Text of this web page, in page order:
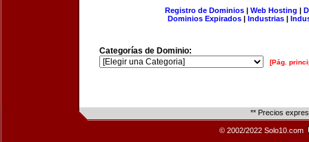
Registro de Dominios| Web Hosting |
Dominios Expirados | Industrias |
Categorías de Dominio:
[Pág.
** Precios
© 2002/2022 Solo10.com